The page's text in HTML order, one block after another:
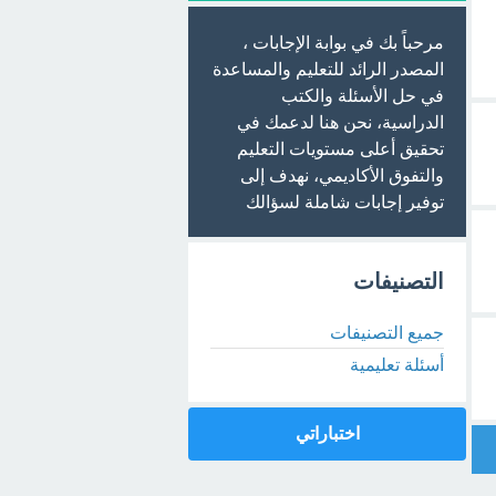
مرحباً بك في بوابة الإجابات ،
المصدر الرائد للتعليم والمساعدة
في حل الأسئلة والكتب
الدراسية، نحن هنا لدعمك في
تحقيق أعلى مستويات التعليم
والتفوق الأكاديمي، نهدف إلى
توفير إجابات شاملة لسؤالك
التصنيفات
جميع التصنيفات
أسئلة تعليمية
اختباراتي